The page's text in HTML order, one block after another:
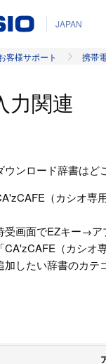
JAPAN
客様サポート 携帯
力関連
ウンロード辞書はど
（カシオ専
受画面でEZキー→ア
「CA'zCAFE（カシオ
加したい辞書のカテ